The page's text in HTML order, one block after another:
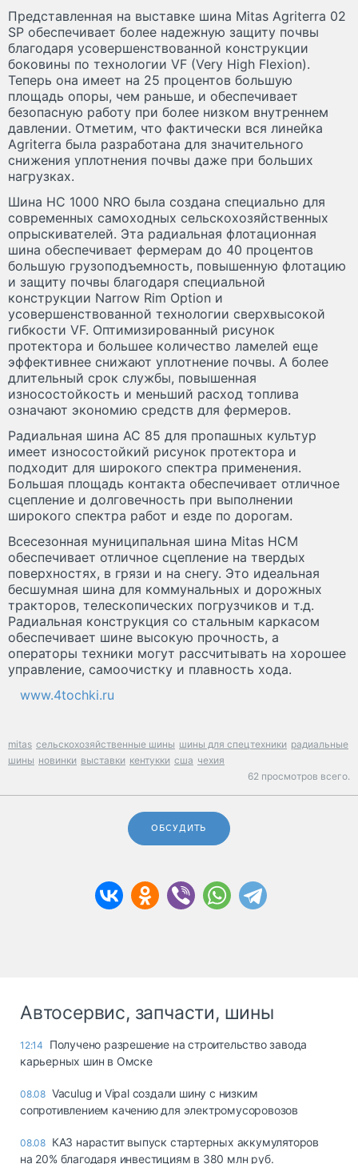
Представленная на выставке шина Mitas Agriterra 02
SP обеспечивает более надежную защиту почвы
благодаря усовершенствованной конструкции
боковины по технологии VF (Very High Flexion).
Теперь она имеет на 25 процентов большую
площадь опоры, чем раньше, и обеспечивает
безопасную работу при более низком внутреннем
давлении. Отметим, что фактически вся линейка
Agriterra была разработана для значительного
снижения уплотнения почвы даже при больших
нагрузках.
Шина HC 1000 NRO была создана специально для
современных самоходных сельскохозяйственных
опрыскивателей. Эта радиальная флотационная
шина обеспечивает фермерам до 40 процентов
большую грузоподъемность, повышенную флотацию
и защиту почвы благодаря специальной
конструкции Narrow Rim Option и
усовершенствованной технологии сверхвысокой
гибкости VF. Оптимизированный рисунок
протектора и большее количество ламелей еще
эффективнее снижают уплотнение почвы. А более
длительный срок службы, повышенная
износостойкость и меньший расход топлива
означают экономию средств для фермеров.
Радиальная шина AC 85 для пропашных культур
имеет износостойкий рисунок протектора и
подходит для широкого спектра применения.
Большая площадь контакта обеспечивает отличное
сцепление и долговечность при выполнении
широкого спектра работ и езде по дорогам.
Всесезонная муниципальная шина Mitas HCM
обеспечивает отличное сцепление на твердых
поверхностях, в грязи и на снегу. Это идеальная
бесшумная шина для коммунальных и дорожных
тракторов, телескопических погрузчиков и т.д.
Радиальная конструкция со стальным каркасом
обеспечивает шине высокую прочность, а
операторы техники могут рассчитывать на хорошее
управление, самоочистку и плавность хода.
www.4tochki.ru
mitas сельскохозяйственные шины шины для спецтехники радиальные
шины новинки выставки кентукки сша чехия
62 просмотров всего.
ОБСУДИТЬ
Автосервис, запчасти, шины
12:14
Получено разрешение на строительство завода
карьерных шин в Омске
08.08 Vaculug и Vipal создали шину с низким
сопротивлением качению для электромусоровозов
08.08 КАЗ нарастит выпуск стартерных аккумуляторов
на 20% благодаря инвестициям в 380 млн руб.